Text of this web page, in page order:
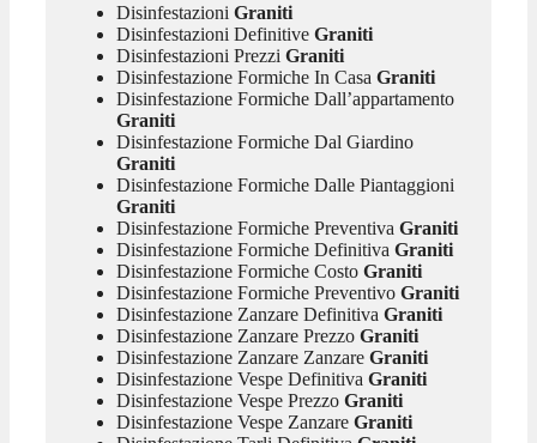
Disinfestazioni Graniti
Disinfestazioni DefinitiveGraniti
Disinfestazioni Prezzi Graniti
Disinfestazione Formiche In Casa Graniti
Disinfestazione Formiche Dall’appartamento
Graniti
Disinfestazione Formiche Dal Giardino
Graniti
Disinfestazione Formiche Dalle Piantaggioni
Graniti
Disinfestazione Formiche Preventiva Graniti
Disinfestazione Formiche Definitiva Graniti
Disinfestazione Formiche CostoGraniti
Disinfestazione Formiche PreventivoGraniti
Disinfestazione Zanzare Definitiva Graniti
Disinfestazione Zanzare PrezzoGraniti
Disinfestazione Zanzare ZanzareGraniti
Disinfestazione Vespe Definitiva Graniti
Disinfestazione Vespe PrezzoGraniti
Disinfestazione Vespe ZanzareGraniti